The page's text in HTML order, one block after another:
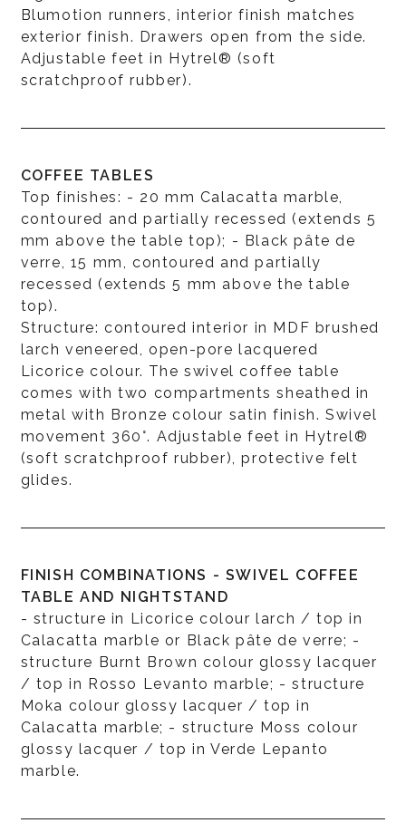
Blumotion runners, interior finish matches
exterior finish. Drawers open from the side.
Adjustable feet in Hytrel® (soft
scratchproof rubber).
COFFEE TABLES
Top finishes: - 20 mm Calacatta marble,
contoured and partially recessed (extends 5
mm above the table top); - Black pâte de
verre, 15 mm, contoured and partially
recessed (extends 5 mm above the table
top).
Structure: contoured interior in MDF brushed
larch veneered, open-pore lacquered
Licorice colour. The swivel coffee table
comes with two compartments sheathed in
metal with Bronze colour satin finish. Swivel
movement 360°. Adjustable feet in Hytrel®
(soft scratchproof rubber), protective felt
glides.
FINISH COMBINATIONS - SWIVEL COFFEE
TABLE AND NIGHTSTAND
- structure in Licorice colour larch / top in
Calacatta marble or Black pâte de verre; -
structure Burnt Brown colour glossy lacquer
/ top in Rosso Levanto marble; - structure
Moka colour glossy lacquer / top in
Calacatta marble; - structure Moss colour
glossy lacquer / top in Verde Lepanto
marble.